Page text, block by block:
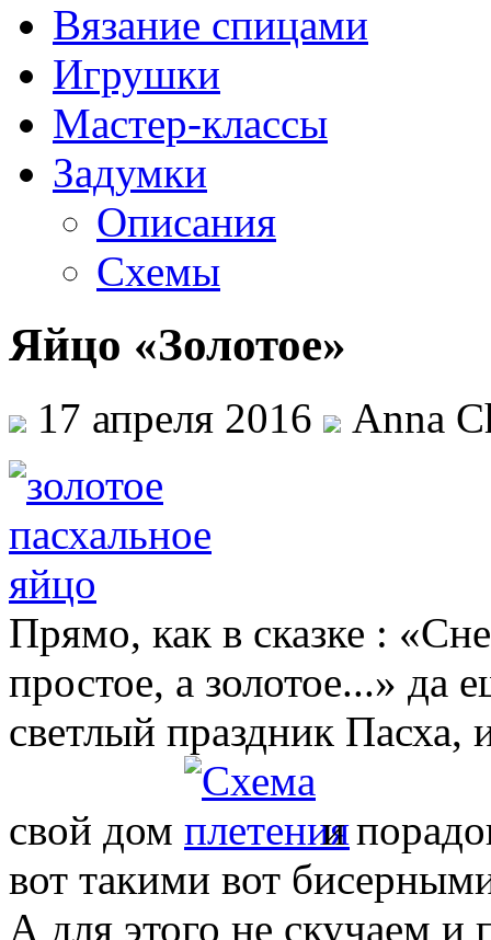
Вязание спицами
Игрушки
Мастер-классы
Задумки
Описания
Схемы
Яйцо «Золотое»
17 апреля 2016 Anna
Прямо, как в сказке :
простое, а золотое...» да
светлый праздник
свой дом
и
вот такими вот
А для этого не скучаем и